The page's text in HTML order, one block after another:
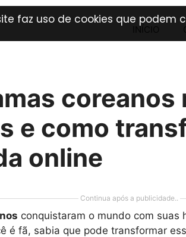
INÍCIO
coreanos
e como
online
Continua após a publicidade..
conquistaram o mundo com suas
é fã, sabia que pode transformar
faz uso de cookies que podem